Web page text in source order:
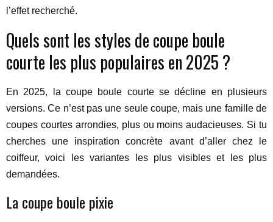
l’effet recherché.
Quels sont les styles de coupe boule
courte les plus populaires en 2025 ?
En 2025, la coupe boule courte se décline en plusieurs
versions. Ce n’est pas une seule coupe, mais une famille de
coupes courtes arrondies, plus ou moins audacieuses. Si tu
cherches une inspiration concrète avant d’aller chez le
coiffeur, voici les variantes les plus visibles et les plus
demandées.
La coupe boule pixie